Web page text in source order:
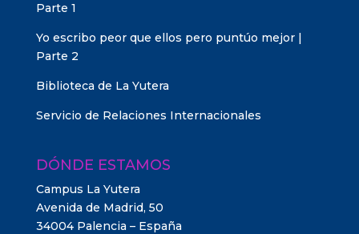
Parte 1
Yo escribo peor que ellos pero puntúo mejor |
Parte 2
Biblioteca de La Yutera
Servicio de Relaciones Internacionales
DÓNDE ESTAMOS
Campus La Yutera
Avenida de Madrid, 50
34004 Palencia – España